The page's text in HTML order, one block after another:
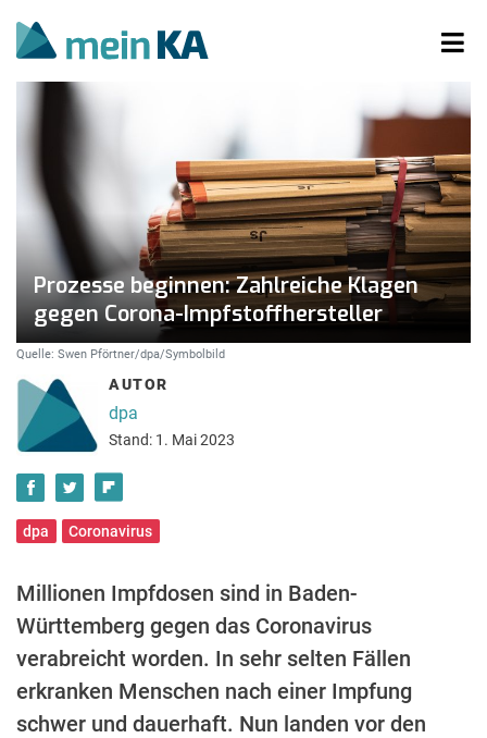
Prozesse beginnen: Zahlreiche Klagen
gegen Corona-Impfstoffhersteller
Quelle: Swen Pförtner/dpa/Symbolbild
AUTOR
dpa
Stand: 1. Mai 2023
dpa Coronavirus
Millionen Impfdosen sind in Baden-
Württemberg gegen das Coronavirus
verabreicht worden. In sehr selten Fällen
erkranken Menschen nach einer Impfung
schwer und dauerhaft. Nun landen vor den